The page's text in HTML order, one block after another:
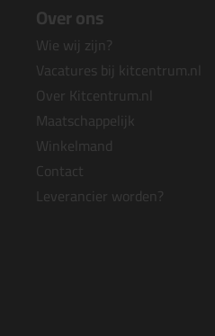
Over ons
Wie wij zijn?
Vacatures bij kitcentrum.nl
Over Kitcentrum.nl
Maatschappelijk
Winkelmand
Contact
Leverancier worden?